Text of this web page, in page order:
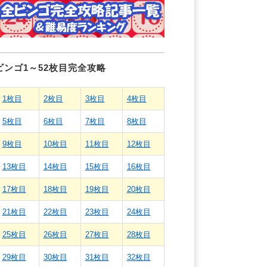
ンゴ1～52枚目完全攻略
1枚目 2枚目 3枚目 4枚目
5枚目 6枚目 7枚目 8枚目
9枚目 10枚目 11枚目 12枚目
13枚目 14枚目 15枚目 16枚目
17枚目 18枚目 19枚目 20枚目
21枚目 22枚目 23枚目 24枚目
25枚目 26枚目 27枚目 28枚目
29枚目 30枚目 31枚目 32枚目